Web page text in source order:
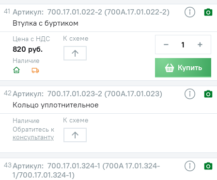
41
700.17.01.022-2 (700А.17.01.022-2)
Втулка с буртиком
Наличие
Цена с НДС
820 руб.
К схеме − +
Купить
42
700.17.01.023-2 (700А.17.01.023)
Кольцо уплотнительное
Наличие
Обратитесь к
консультанту
К схеме
43
700.17.01.324-1 (700А 17.01.324-
1/700.17.01.324-1)